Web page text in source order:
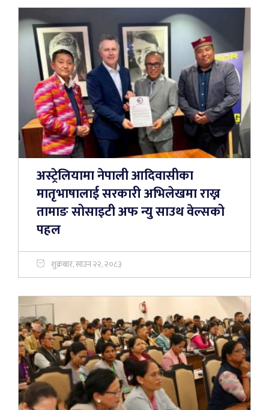
अस्ट्रेलियामा नेपाली आदिवासीका
मातृभाषालाई सरकारी अभिलेखमा राख्न
तामाङ सोसाइटी अफ न्यु साउथ वेल्सको
पहल
शुक्रबार, साउन २२, २०८३